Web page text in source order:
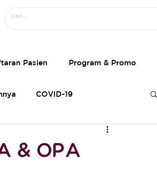
Pasien Program & Promo
COVID-19
& OPA